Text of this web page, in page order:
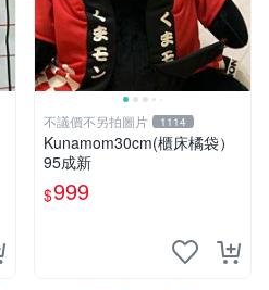
不議價不另拍圖片 1114
Kunamom30cm(櫃床橘袋）
95成新
$999